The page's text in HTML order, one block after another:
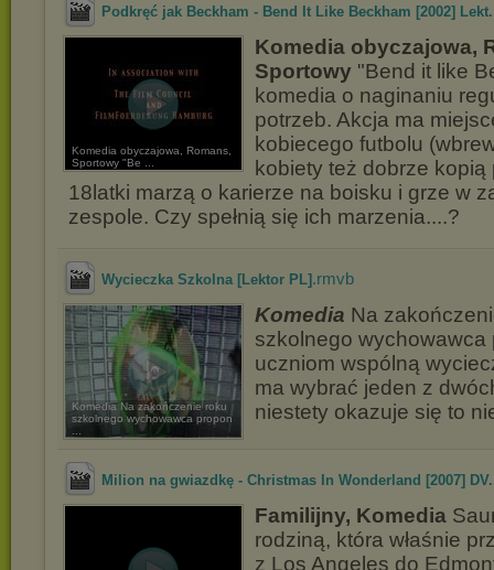
Podkręć jak Beckham - Bend It Like Beckham [2002]
Komedia obyczajowa, Romans,
Sportowy "Be ...
Komedia obyczajowa,
Sportowy "Bend it like
komedia o naginaniu
potrzeb. Akcja ma
kobiecego futbolu
kobiety też dobrze kopią
18latki marzą o karierze na boisku i grze w
zespole. Czy spełnią się ich marzenia....?
Wycieczka Szkolna [Lektor PL] .rmvb
Komedia Na zakończenie roku
szkolnego wychowawca propon
Komedia Na
szkolnego wychowawca
uczniom wspólną
ma wybrać jeden z
niestety okazuje się to
Milion na gwiazdkę - Christmas In Wonderland [2007]
Familijny, Komedia
rodziną, która właśnie
z Los Angeles do